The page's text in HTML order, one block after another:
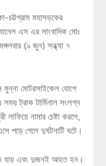
চট্টগ্রাম মহাসড়কের
এস এর সাংবাদিক মোঃ
(৯ জুন) সন্ধ্যা ৭
মুন্না মোটরসাইকেল যোগে
ট্রাক টার্মিনাল সংলগ্ন
নামার চেষ্টা করলে,
পড়ে গেলে দুর্ঘটনাটি ঘটে।
যায় এবং দুজনই আহত হন।